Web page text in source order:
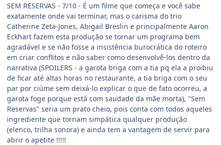
SEM RESERVAS - 7/10 - É um filme que começa e você sabe
exatamente onde vai terminar, mas o carisma do trio
Catherine Zeta-Jones, Abigail Breslin e principalmente Aaron
Eckhart fazem esta produção se tornar um programa bem
agradável e se não fosse a insistência burocrática do roteiro
em criar conflitos e não saber como desenvolvê-los dentro da
narrativa (SPOILERS - a garota briga com a tia pq ela a proibiu
de ficar até altas horas no restaurante, a tia briga com o seu
par por ciúme sem deixá-lo explicar o que de fato ocorreu, a
garota foge porque está com saudade da mãe morta), "Sem
Reservas" seria um prato cheio, pois conta com todos aqueles
ingrediente que tornam simpática qualquer produção
(elenco, trilha sonora) e ainda tem a vantagem de servir para
abrir o apetite !!!!!